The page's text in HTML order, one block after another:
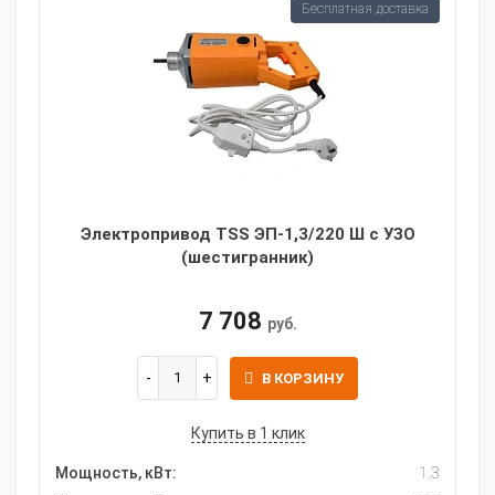
Электропривод TSS ЭП-1,3/220 Ш с УЗО
(шестигранник)
7 708 руб.
В КОРЗИНУ
Купить в 1 клик
Мощность, кВт:
1.3
Бесплатная доставка